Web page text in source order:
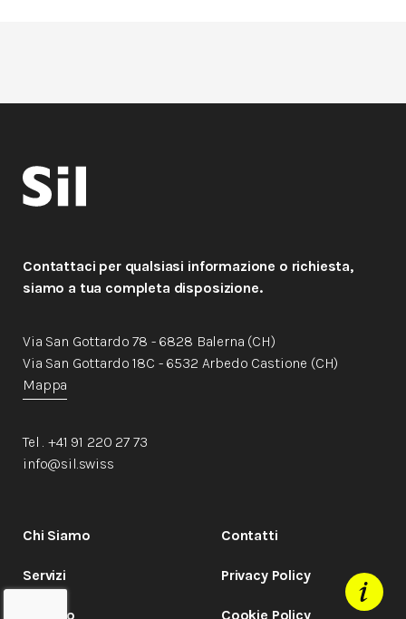
Contattaci per qualsiasi informazione o richiesta,
siamo a tua completa disposizione.
Via San Gottardo 78 - 6828 Balerna (CH)
Via San Gottardo 18C - 6532 Arbedo Castione (CH)
Mappa
Tel . +41 91 220 27 73
info@sil.swiss
Chi Siamo
Servizi
Metodo
Contatti
Privacy Policy
Cookie Policy